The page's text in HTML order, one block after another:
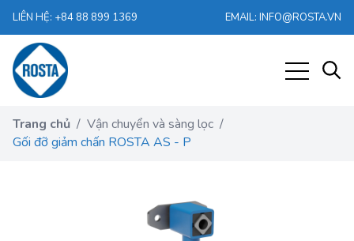
LIÊN HỆ: +84 88 899 1369 EMAIL: INFO@ROSTA.VN
Trang chủ / Vận chuyển và sàng lọc /
Gối đỡ giảm chấn ROSTA AS - P